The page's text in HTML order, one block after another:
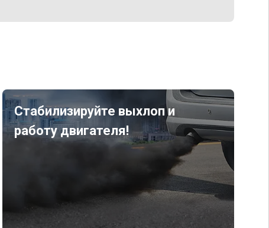
Стабилизируйте выхлоп и
работу двигателя!